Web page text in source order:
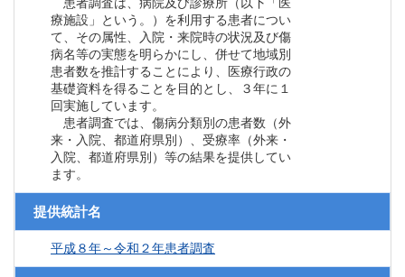
患者調査は、病院及び診療所（以下「医
療施設」という。）を利用する患者につい
て、その属性、入院・来院時の状況及び傷
病名等の実態を明らかにし、併せて地域別
患者数を推計することにより、医療行政の
基礎資料を得ることを目的とし、３年に１
回実施しています。
患者調査では、傷病分類別の患者数（外
来・入院、都道府県別）、受療率（外来・
入院、都道府県別）等の結果を提供してい
ます。
提供統計名
平成８年～令和２年患者調査